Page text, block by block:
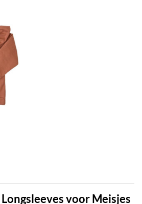
voor Meisjes